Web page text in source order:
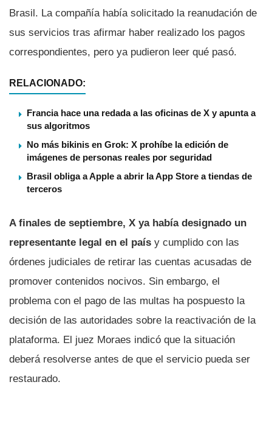
Brasil. La compañía había solicitado la reanudación de
sus servicios tras afirmar haber realizado los pagos
correspondientes, pero ya pudieron leer qué pasó.
RELACIONADO:
Francia hace una redada a las oficinas de X y apunta a
sus algoritmos
No más bikinis en Grok: X prohíbe la edición de
imágenes de personas reales por seguridad
Brasil obliga a Apple a abrir la App Store a tiendas de
terceros
A finales de septiembre, X ya había designado un
representante legal en el país y cumplido con las
órdenes judiciales de retirar las cuentas acusadas de
promover contenidos nocivos. Sin embargo, el
problema con el pago de las multas ha pospuesto la
decisión de las autoridades sobre la reactivación de la
plataforma. El juez Moraes indicó que la situación
deberá resolverse antes de que el servicio pueda ser
restaurado.